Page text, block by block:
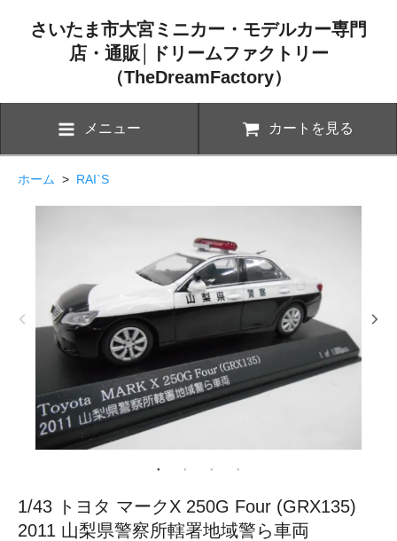
さいたま市大宮ミニカー・モデルカー専門
店・通販│ドリームファクトリー
（TheDreamFactory）
メニュー カートを見る
ホーム > RAI`S
1/43 トヨタ マークX 250G Four (GRX135)
2011 山梨県警察所轄署地域警ら車両